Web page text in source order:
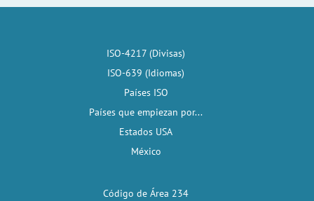
ISO-4217 (Divisas)
ISO-639 (Idiomas)
Países ISO
Países que empiezan por...
Estados USA
México
Código de Área 234